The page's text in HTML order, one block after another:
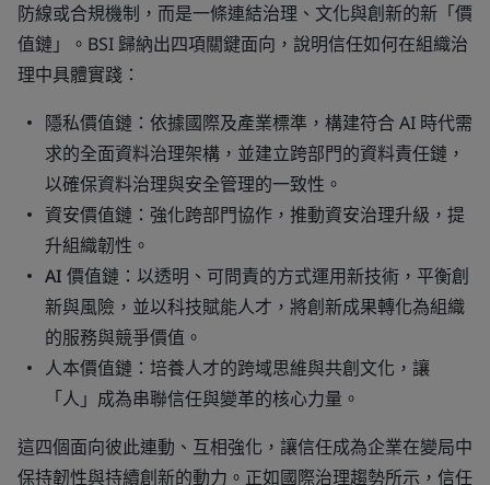
防線或合規機制，而是一條連結治理、文化與創新的新「價
值鏈」。BSI 歸納出四項關鍵面向，說明信任如何在組織治
理中具體實踐：
隱私價值鏈 ：依據國際及產業標準，構建符合 AI 時代需
求的全面資料治理架構，並建立跨部門的資料責任鏈，
以確保資料治理與安全管理的一致性。
資安價值鏈 ：強化跨部門協作，推動資安治理升級，提
升組織韌性。
AI 價值鏈 ：以透明、可問責的方式運用新技術，平衡創
新與風險，並以科技賦能人才，將創新成果轉化為組織
的服務與競爭價值。
人本價值鏈 ：培養人才的跨域思維與共創文化，讓
「人」成為串聯信任與變革的核心力量。
這四個面向彼此連動、互相強化，讓信任成為企業在變局中
保持韌性與持續創新的動力。正如國際治理趨勢所示，信任